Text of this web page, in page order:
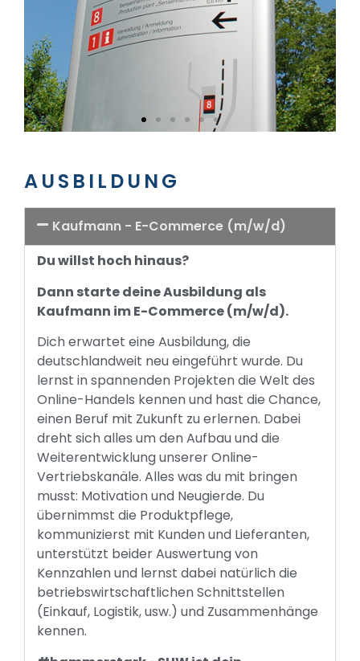
AUSBILDUNG
Kaufmann - E-Commerce (m/w/d)
Du willst hoch hinaus?
Dann starte deine Ausbildung als
Kaufmann im E-Commerce (m/w/d).
Dich erwartet eine Ausbildung, die
deutschlandweit neu eingeführt wurde. Du
lernst in spannenden Projekten die Welt des
Online-Handels kennen und hast die Chance,
einen Beruf mit Zukunft zu erlernen. Dabei
dreht sich alles um den Aufbau und die
Weiterentwicklung unserer Online-
Vertriebskanäle. Alles was du mit bringen
musst: Motivation und Neugierde. Du
übernimmst die Produktpflege,
kommunizierst mit Kunden und Lieferanten,
unterstützt beider Auswertung von
Kennzahlen und lernst dabei natürlich die
betriebswirtschaftlichen Schnittstellen
(Einkauf, Logistik, usw.) und Zusammenhänge
kennen.